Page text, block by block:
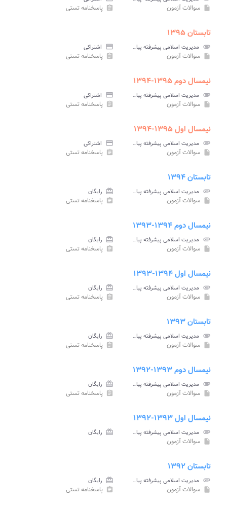
insert_drive_file سوالات آزمون assignment پاسخنامه تستی
تابستان ۱۳۹۵
attachment مدیریت اسلامی پیشرفته پیام نور credit_card اشتراکی
insert_drive_file سوالات آزمون assignment پاسخنامه تستی
نیمسال دوم ۱۳۹۵-۱۳۹۴
attachment مدیریت اسلامی پیشرفته پیام نور credit_card اشتراکی
insert_drive_file سوالات آزمون assignment پاسخنامه تستی
نیمسال اول ۱۳۹۵-۱۳۹۴
attachment مدیریت اسلامی پیشرفته پیام نور credit_card اشتراکی
insert_drive_file سوالات آزمون assignment پاسخنامه تستی
تابستان ۱۳۹۴
attachment مدیریت اسلامی پیشرفته پیام نور card_giftcard رایگان
insert_drive_file سوالات آزمون assignment پاسخنامه تستی
نیمسال دوم ۱۳۹۴-۱۳۹۳
attachment مدیریت اسلامی پیشرفته پیام نور card_giftcard رایگان
insert_drive_file سوالات آزمون assignment پاسخنامه تستی
نیمسال اول ۱۳۹۴-۱۳۹۳
attachment مدیریت اسلامی پیشرفته پیام نور card_giftcard رایگان
insert_drive_file سوالات آزمون assignment پاسخنامه تستی
تابستان ۱۳۹۳
attachment مدیریت اسلامی پیشرفته پیام نور card_giftcard رایگان
insert_drive_file سوالات آزمون assignment پاسخنامه تستی
نیمسال دوم ۱۳۹۳-۱۳۹۲
attachment مدیریت اسلامی پیشرفته پیام نور card_giftcard رایگان
insert_drive_file سوالات آزمون assignment پاسخنامه تستی
نیمسال اول ۱۳۹۳-۱۳۹۲
attachment مدیریت اسلامی پیشرفته پیام نور card_giftcard رایگان
insert_drive_file سوالات آزمون
تابستان ۱۳۹۲
attachment مدیریت اسلامی پیشرفته پیام نور card_giftcard رایگان
insert_drive_file سوالات آزمون assignment پاسخنامه تستی